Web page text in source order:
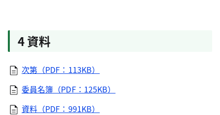
4 資料
次第（PDF：113KB）
委員名簿（PDF：125KB）
資料（PDF：991KB）